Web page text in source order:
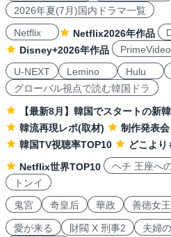
2026年夏(7月)国内ドラマ一覧
Netflix
Netflix2026年作品
Disney+2026年作品
U-NEXT
Lemino Hulu
グローバル視点で読む韓国ドラ
【最新8月】韓国でスタートの新
韓流再現レポ(取材)
制作発表
韓国TV視聴率TOP10
どこよ
Netflix世界TOP10
ヘチ 王座へ
トンイ
鬼宮
奇皇后 華政 善徳女王
愛が来る 財閥 X 刑事2 夫婦